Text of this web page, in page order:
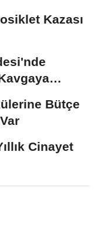
Kazası
Bütçe
Cinayet